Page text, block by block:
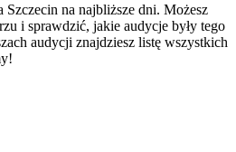
Szczecin na najbliższe dni. Możesz
i sprawdzić, jakie audycje były tego
audycji znajdziesz listę wszystkich